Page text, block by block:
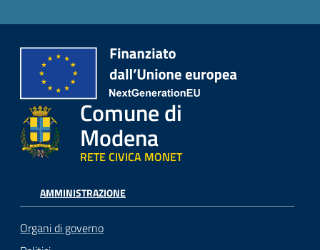
Comune di
Modena
RETE CIVICA MONET
AMMINISTRAZIONE
Organi di governo